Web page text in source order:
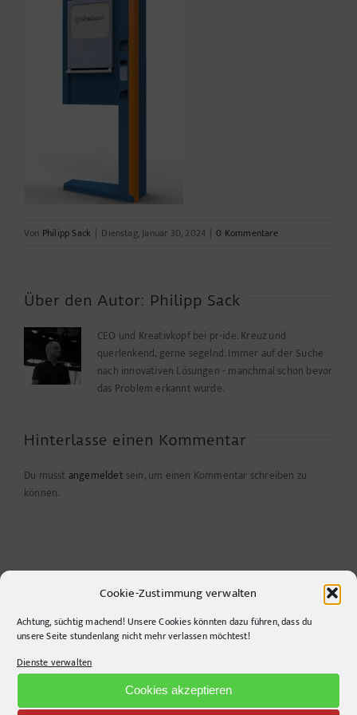
Cookie-Zustimmung verwalten
Achtung, süchtig machend! Unsere Cookies könnten dazu führen, dass du
unsere Seite stundenlang nicht mehr verlassen möchtest!
Dienste verwalten
Cookies akzeptieren
Von Philipp Sack | Dienstag, Januar 30, 2024 | 0 Kommentare
Über den Autor: Philipp Sack
CEO und Kreativkopf bei pr-ide. Kreuz und
querlenkend, gerne segelnd. Immer auf der Suche
nach innovativen Lösungen - manchmal schon bevor
das Problem erkannt wurde.
Hinterlasse einen Kommentar
Du musst angemeldet sein, um einen Kommentar schreiben zu
können.
CONTACT INFO